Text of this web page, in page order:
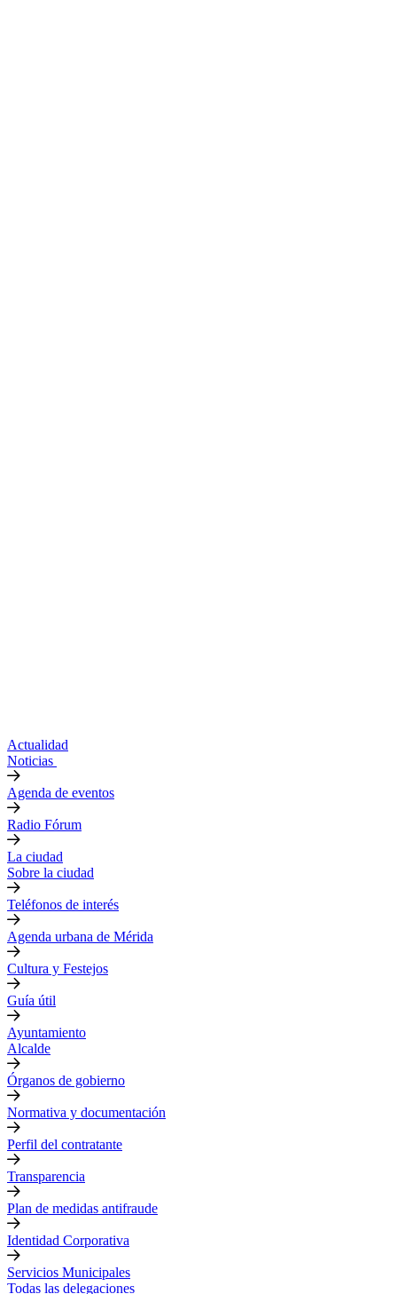
Actualidad
Noticias
Agenda de eventos
Radio Fórum
La ciudad
Sobre la ciudad
Teléfonos de interés
Agenda urbana de Mérida
Cultura y Festejos
Guía útil
Ayuntamiento
Alcalde
Órganos de gobierno
Normativa y documentación
Perfil del contratante
Transparencia
Plan de medidas antifraude
Identidad Corporativa
Servicios Municipales
Todas las delegaciones